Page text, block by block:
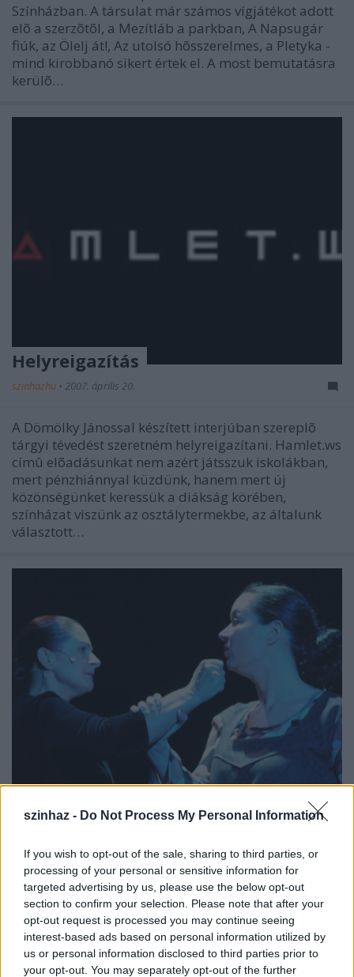
szinhaz - Do Not Process My Personal Information
If you wish to opt-out of the sale, sharing to third parties, or
processing of your personal or sensitive information for
targeted advertising by us, please use the below opt-out
section to confirm your selection. Please note that after your
opt-out request is processed you may continue seeing
interest-based ads based on personal information utilized by
us or personal information disclosed to third parties prior to
your opt-out. You may separately opt-out of the further
Színházban. A társulat már számos vígjátékot adott
elõ a szerzõtõl, a Mezítláb a parkban, A Napsugár
fiúk, az Ölelj át!, Az utolsó hõsszerelmes, a Pletyka -
mind kirobbanó sikert értek el. A most bemutatásra
kerülõ…
Helyreigazítás
szinhazhu • 2007. április 20.
A Dömölky Jánossal készített interjúban szereplõ
tárgyi tévedést szeretném helyreigazítani. Hamlet.ws
címû elõadásunkat nem azért játsszuk iskolákban,
mert pénzhiánnyal küzdünk, hanem mert új
közönségünket keressük a diákság körében,
színházat viszünk az osztálytermekbe, az általunk
választott…
Willy Russell: Vértestvérek
2007. április 22-én a Thália Színházban
vendégszerepel a Békés Megyei Jókai Színház Willy
Russell: Vértestvérek címû mûvével. A csabai társulat
évek óta nívós zenés elõadásokat hoz létre. A most
látható produkció is egy remek musical Király Attila
rendezésében és koreográfiájával.